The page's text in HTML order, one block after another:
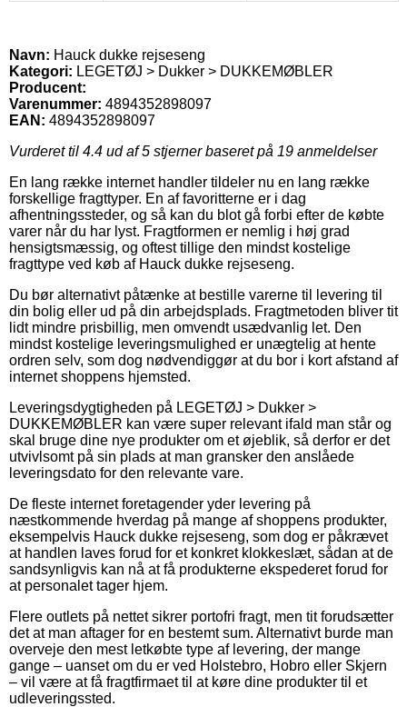
Navn: Hauck dukke rejseseng
Kategori: LEGETØJ > Dukker > DUKKEMØBLER
Producent:
Varenummer: 4894352898097
EAN: 4894352898097
Vurderet til 4.4 ud af 5 stjerner baseret på 19 anmeldelser
En lang række internet handler tildeler nu en lang række
forskellige fragttyper. En af favoritterne er i dag
afhentningssteder, og så kan du blot gå forbi efter de købte
varer når du har lyst. Fragtformen er nemlig i høj grad
hensigtsmæssig, og oftest tillige den mindst kostelige
fragttype ved køb af Hauck dukke rejseseng.
Du bør alternativt påtænke at bestille varerne til levering til
din bolig eller ud på din arbejdsplads. Fragtmetoden bliver tit
lidt mindre prisbillig, men omvendt usædvanlig let. Den
mindst kostelige leveringsmulighed er unægtelig at hente
ordren selv, som dog nødvendiggør at du bor i kort afstand af
internet shoppens hjemsted.
Leveringsdygtigheden på LEGETØJ > Dukker >
DUKKEMØBLER kan være super relevant ifald man står og
skal bruge dine nye produkter om et øjeblik, så derfor er det
utvivlsomt på sin plads at man gransker den anslåede
leveringsdato for den relevante vare.
De fleste internet foretagender yder levering på
næstkommende hverdag på mange af shoppens produkter,
eksempelvis Hauck dukke rejseseng, som dog er påkrævet
at handlen laves forud for et konkret klokkeslæt, sådan at de
sandsynligvis kan nå at få produkterne ekspederet forud for
at personalet tager hjem.
Flere outlets på nettet sikrer portofri fragt, men tit forudsætter
det at man aftager for en bestemt sum. Alternativt burde man
overveje den mest letkøbte type af levering, der mange
gange – uanset om du er ved Holstebro, Hobro eller Skjern
– vil være at få fragtfirmaet til at køre dine produkter til et
udleveringssted.